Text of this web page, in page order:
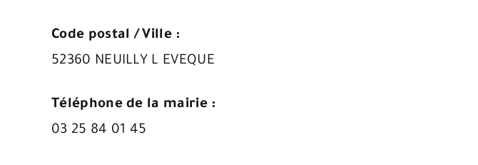
Code postal / Ville :
52360 NEUILLY L EVEQUE
Téléphone de la mairie :
03 25 84 01 45